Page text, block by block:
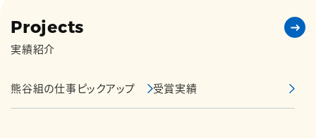
Projects
実績紹介
熊谷組の仕事ピックアップ 受賞実績